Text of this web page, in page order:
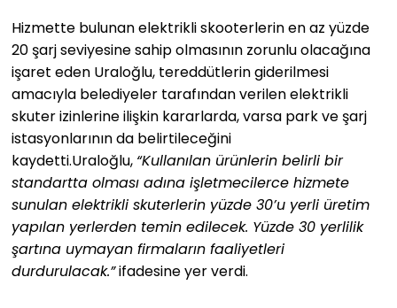
Hizmette bulunan elektrikli skooterlerin en az yüzde
20 şarj seviyesine sahip olmasının zorunlu olacağına
işaret eden Uraloğlu, tereddütlerin giderilmesi
amacıyla belediyeler tarafından verilen elektrikli
skuter izinlerine ilişkin kararlarda, varsa park ve şarj
istasyonlarının da belirtileceğini
kaydetti.Uraloğlu, “Kullanılan ürünlerin belirli bir
standartta olması adına işletmecilerce hizmete
sunulan elektrikli skuterlerin yüzde 30’u yerli üretim
yapılan yerlerden temin edilecek. Yüzde 30 yerlilik
şartına uymayan firmaların faaliyetleri
durdurulacak.”ifadesine yer verdi.